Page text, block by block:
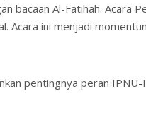
bacaan Al-Fatihah. Acara
Acara ini menjadi
pentingnya peran